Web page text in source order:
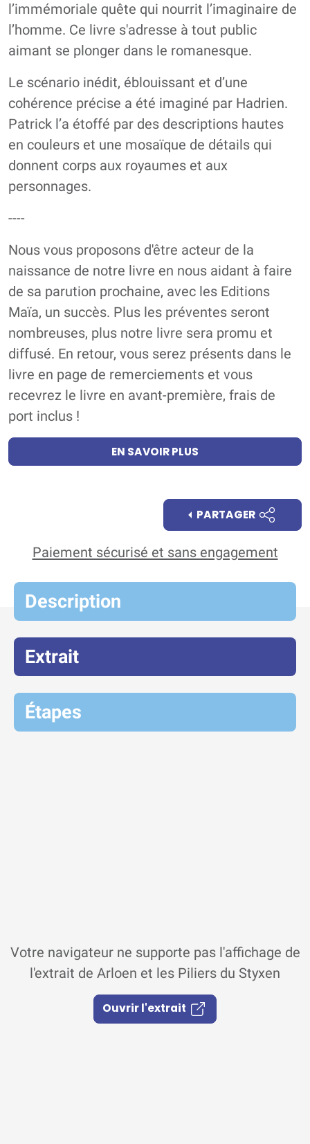
l’immémoriale quête qui nourrit l’imaginaire de
l’homme. Ce livre s'adresse à tout public
aimant se plonger dans le romanesque.
Le scénario inédit, éblouissant et d’une
cohérence précise a été imaginé par Hadrien.
Patrick l’a étoffé par des descriptions hautes
en couleurs et une mosaïque de détails qui
donnent corps aux royaumes et aux
personnages.
----
Nous vous proposons d'être acteur de la
naissance de notre livre en nous aidant à faire
de sa parution prochaine, avec les Editions
Maïa, un succès. Plus les préventes seront
nombreuses, plus notre livre sera promu et
diffusé. En retour, vous serez présents dans le
livre en page de remerciements et vous
recevrez le livre en avant-première, frais de
port inclus !
EN SAVOIR PLUS
Paiement sécurisé et sans engagement
PARTAGER
Description
Extrait
Étapes
Votre navigateur ne supporte pas l'affichage de
l'extrait de Arloen et les Piliers du Styxen
Ouvrir l'extrait